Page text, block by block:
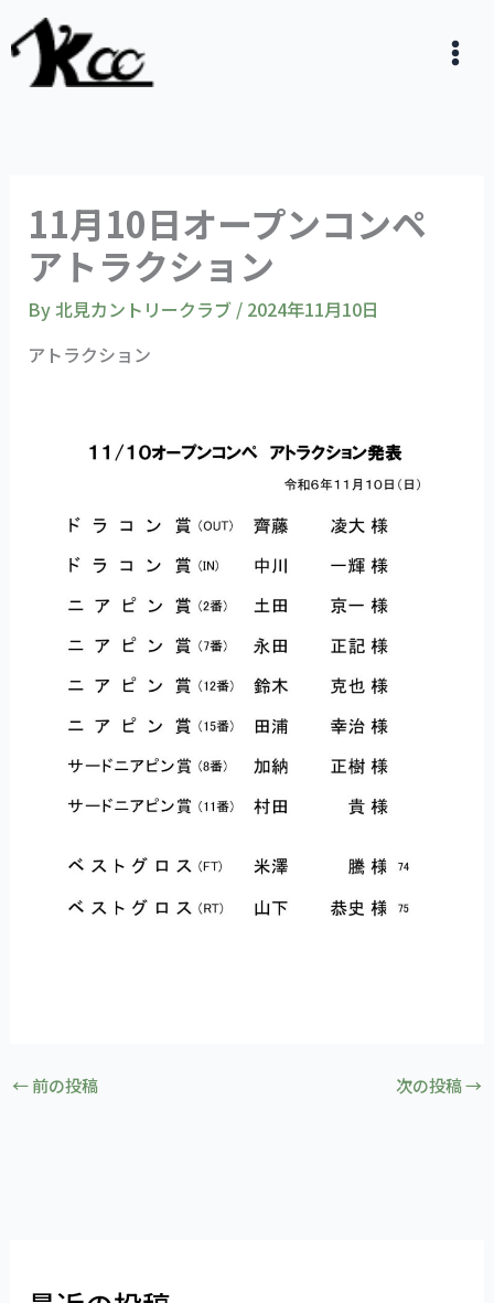
容
11月10日オープンコンペ
アトラクション
By北見カントリークラブ / 2024年11月10日
アトラクション
←前の投稿 次の投稿→